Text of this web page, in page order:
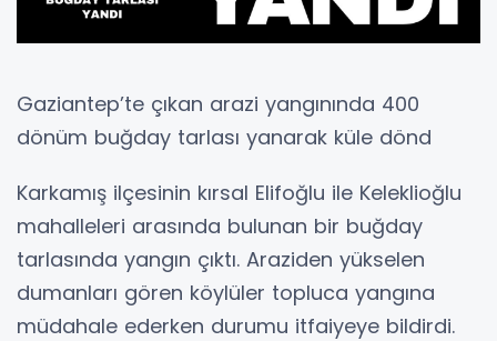
Gaziantep’te çıkan arazi yangınında 400
dönüm buğday tarlası yanarak küle dönd
Karkamış ilçesinin kırsal Elifoğlu ile Keleklioğlu
mahalleleri arasında bulunan bir buğday
tarlasında yangın çıktı. Araziden yükselen
dumanları gören köylüler topluca yangına
müdahale ederken durumu itfaiyeye bildirdi.